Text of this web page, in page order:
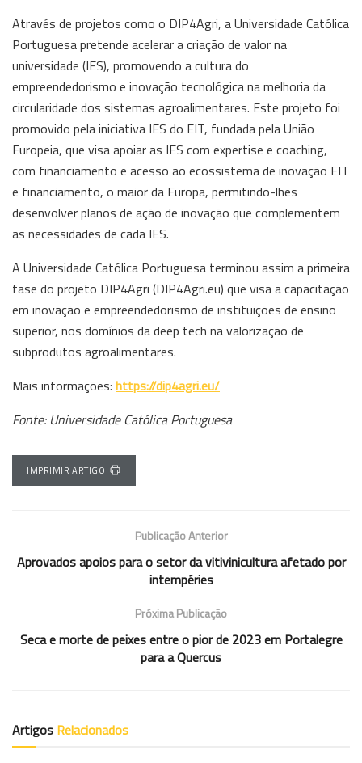
Através de projetos como o DIP4Agri, a Universidade Católica
Portuguesa pretende acelerar a criação de valor na
universidade (IES), promovendo a cultura do
empreendedorismo e inovação tecnológica na melhoria da
circularidade dos sistemas agroalimentares. Este projeto foi
promovido pela iniciativa IES do EIT, fundada pela União
Europeia, que visa apoiar as IES com expertise e coaching,
com financiamento e acesso ao ecossistema de inovação EIT
e financiamento, o maior da Europa, permitindo-lhes
desenvolver planos de ação de inovação que complementem
as necessidades de cada IES.
A Universidade Católica Portuguesa terminou assim a primeira
fase do projeto DIP4Agri (DIP4Agri.eu) que visa a capacitação
em inovação e empreendedorismo de instituições de ensino
superior, nos domínios da deep tech na valorização de
subprodutos agroalimentares.
Mais informações: https://dip4agri.eu/
Fonte: Universidade Católica Portuguesa
IMPRIMIR ARTIGO
Publicação Anterior
Aprovados apoios para o setor da vitivinicultura afetado por
intempéries
Próxima Publicação
Seca e morte de peixes entre o pior de 2023 em Portalegre
para a Quercus
Artigos Relacionados